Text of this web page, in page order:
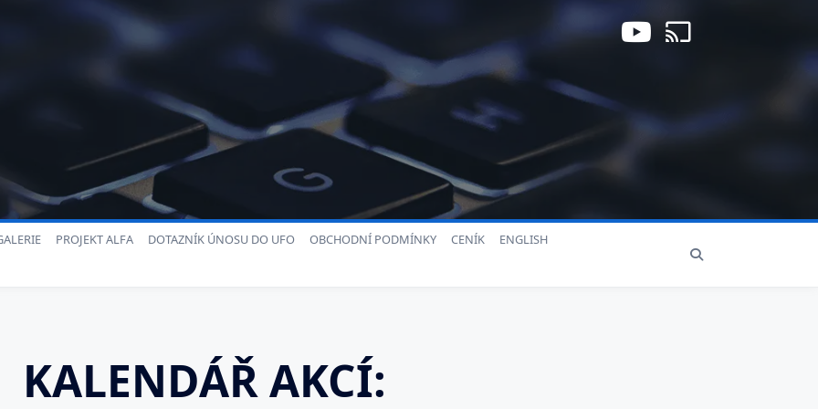
PROJEKT ALFA DOTAZNÍK ÚNOSU DO UFO OBCHODNÍ PODMÍNKY CENÍK
ENGLISH
KALENDÁŘ AKCÍ: